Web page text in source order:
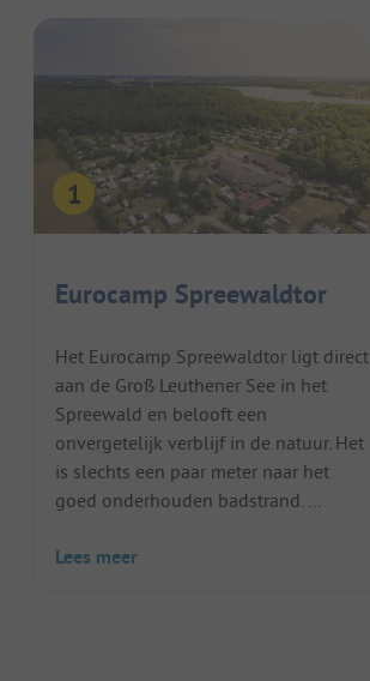
Eurocamp Spreewaldtor
Het Eurocamp Spreewaldtor ligt direct
aan de Groß Leuthener See in het
Spreewald en belooft een
onvergetelijk verblijf in de natuur. Het
is slechts een paar meter naar het
goed onderhouden badstrand. ...
Lees meer